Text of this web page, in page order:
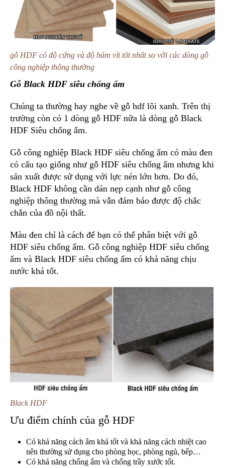
gỗ HDF có độ cứng và độ bám vít tốt nhất so với các dòng gỗ
công nghiệp thông thường
Gỗ Black HDF siêu chống ẩm
Chúng ta thường hay nghe về gỗ hdf lõi xanh. Trên thị
trường còn có 1 dòng gỗ HDF nữa là dòng gỗ Black
HDF Siêu chống ẩm.
Gỗ công nghiệp Black HDF siêu chống ẩm có màu đen
có cấu tạo giống như gỗ HDF siêu chống ẩm nhưng khi
sản xuất được sử dụng với lực nén lớn hơn. Do đó,
Black HDF không cần dán nẹp cạnh như gỗ công
nghiệp thông thường mà vẫn đảm bảo được độ chắc
chắn của đồ nội thất.
Màu đen chỉ là cách để bạn có thể phân biệt với gỗ
HDF siêu chống ẩm. Gỗ công nghiệp HDF siêu chống
ẩm và Black HDF siêu chống ẩm có khả năng chịu
nước khá tốt.
Black HDF
Ưu điểm chính của gỗ HDF
Có khả năng cách âm khá tốt và khả năng cách nhiệt cao
nên thường sử dụng cho phòng học, phòng ngủ, bếp…
Có khả năng chống ẩm và chống trầy xước tốt.